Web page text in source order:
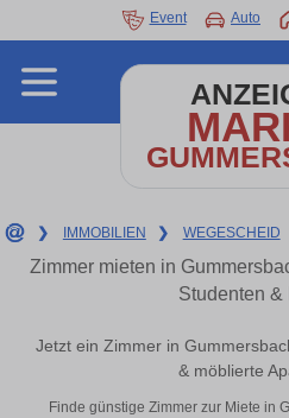
Event Auto
❯ IMMOBILIEN ❯ WEGESCHEID
Zimmer mieten in
Studenten &
Jetzt ein Zimmer in
& möblierte
Finde günstige Zimmer zur Miete in